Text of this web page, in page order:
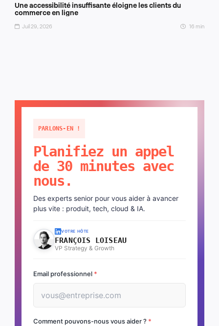
Une accessibilité insuffisante éloigne les clients du
commerce en ligne
Juil 29, 2026 16 min
PARLONS-EN !
Planifiez un appel
de 30 minutes avec
nous.
Des experts senior pour vous aider à avancer
plus vite : produit, tech, cloud & IA.
VOTRE HÔTE
FRANÇOIS LOISEAU
VP Strategy & Growth
Email professionnel *
Comment pouvons-nous vous aider ? *